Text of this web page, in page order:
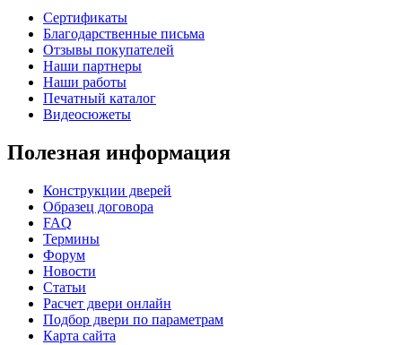
Сертификаты
Благодарственные письма
Отзывы покупателей
Наши партнеры
Наши работы
Печатный каталог
Видеосюжеты
Полезная информация
Конструкции дверей
Образец договора
FAQ
Термины
Форум
Новости
Статьи
Расчет двери онлайн
Подбор двери по параметрам
Карта сайта